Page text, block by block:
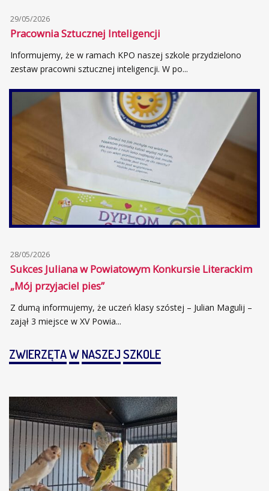
29/05/2026
Pracownia Sztucznej Inteligencji
Informujemy, że w ramach KPO naszej szkole przydzielono
zestaw pracowni sztucznej inteligencji. W po...
28/05/2026
Sukces Juliana w Powiatowym Konkursie Literackim
„Mój przyjaciel pies”
Z dumą informujemy, że uczeń klasy szóstej – Julian Magulij –
zajął 3 miejsce w XV Powia...
ZWIERZĘTAWNASZEJSZKOLE